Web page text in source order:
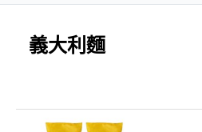
義大利麵